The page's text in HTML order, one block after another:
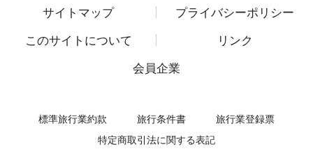
サイトマップ
プライバシーポリシー
このサイトについて
リンク
会員企業
標準旅行業約款 旅行条件書
旅行業登録票
特定商取引法に関する表記